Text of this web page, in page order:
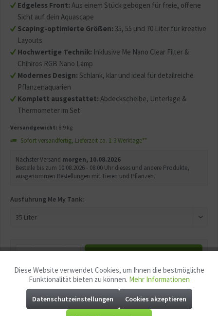
Edgeless Front: Aus einem Stück gebogen für freie, offene
Sicht auf dein Aquascape
Scaping-optimierte Größen: 35, 55 und 70 Liter für kreative
Layouts
Hochwertige Technik: Inklusive Me Nano Clear Filter &
Chihiros RGB Nano Lamp
Modernes Design: Schlank, klar und ideal für detailreiche
Pflanzenaquarien
Komplett ausgestattet: Abdeckscheibe, Unterlage &
Thermometer im Set
Versandgewicht: 8.9 kg
Sofort versandfertig, Lieferzeit ca. 1-3 Werktage**
Nächster Versand morgen, 10.08.2026
Bestelle bis zum 10.08.2026 - 08:00 Uhr dieses und andere Produkte,
ausgenommen Bestellungen mit Tieren und Pflanzen.
Ausführung Me My Tank:
Merken Fragen zum Artikel?
Artikel-Nr.:
Funktionale Aktiv
Marketing Aktiv
Diese Website verwendet Cookies, um Ihnen die bestmögliche
Funktionalität bieten zu können. Mehr Informationen
Datenschutzeinstellungen Cookies akzeptieren